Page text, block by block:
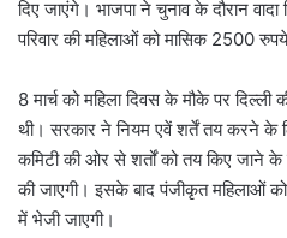
दिए जाएंगे। भाजपा ने चुनाव के दौरान
परिवार की महिलाओं को मासिक 2500
8 मार्च को महिला दिवस के मौके पर
थी। सरकार ने नियम एवें शर्तें तय करने के
कमिटी की ओर से शर्तों को तय किए जाने
की जाएगी। इसके बाद पंजीकृत महिलाओं
में भेजी जाएगी।